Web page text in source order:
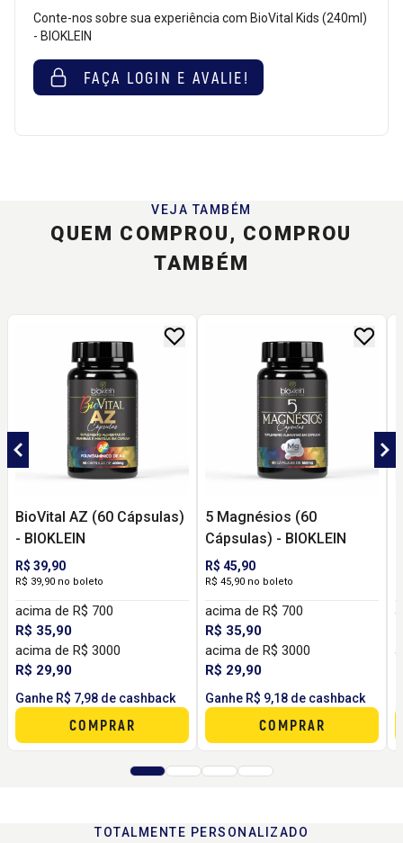
Conte-nos sobre sua experiência com BioVital Kids (240ml)
- BIOKLEIN
FAÇA LOGIN E AVALIE!
VEJA TAMBÉM
QUEM COMPROU, COMPROU
TAMBÉM
BioVital AZ (60 Cápsulas)
- BIOKLEIN
R$ 39,90
R$ 39,90 no boleto
acima de R$ 700
R$ 35,90
acima de R$ 3000
R$ 29,90
Ganhe R$ 7,98 de cashback
COMPRAR
5 Magnésios (60
Cápsulas) - BIOKLEIN
R$ 45,90
R$ 45,90 no boleto
acima de R$ 700
R$ 35,90
acima de R$ 3000
R$ 29,90
Ganhe R$ 9,18 de cashback
COMPRAR
TOTALMENTE PERSONALIZADO